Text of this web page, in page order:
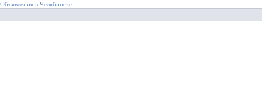
Объявления в Челябинске